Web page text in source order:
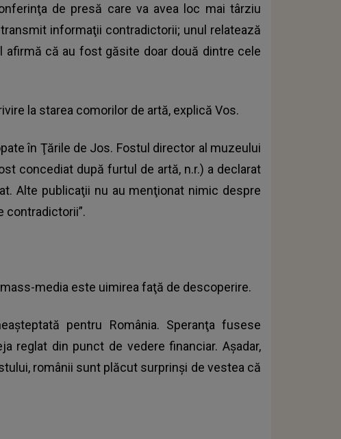
de presă care va avea loc mai târziu
informaţii contradictorii; unul relatează
că au fost găsite doar două dintre cele
la starea comorilor de artă, explică Vos.
în Ţările de Jos. Fostul director al muzeului
concediat după furtul de artă, n.r.) a declarat
Alte publicaţii nu au menţionat nimic despre
contradictorii”.
media este uimirea faţă de descoperire.
pentru România. Speranţa fusese
reglat din punct de vedere financiar. Aşadar,
românii sunt plăcut surprinşi de vestea că